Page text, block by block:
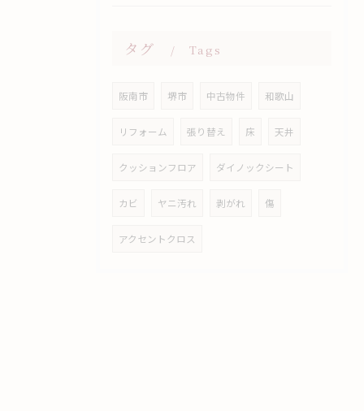
タグ Tags
阪南市 堺市 中古物件 和歌山
リフォーム 張り替え 床 天井
クッションフロア ダイノックシート
カビ ヤニ汚れ 剥がれ 傷
アクセントクロス